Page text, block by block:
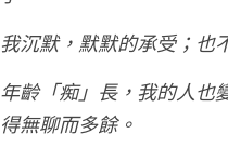
我沉默，默默的承受；也
年齡「痴」長，我的人也
得無聊而多餘。